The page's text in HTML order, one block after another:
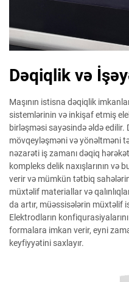
Dəqiqlik və
Maşının istisna dəqiqlik
sistemlərinin və inkişaf etmiş
birləşməsi sayəsində əldə
mövqeyləşməni və yönəltməni
nəzarəti iş zamanı dəqiq
kompleks delik naxışlarının və
verir və mümkün tətbiq
müxtəlif materiallar və
da artır, müəssisələrin müxtəlif
Elektrodların
formalara imkan verir, eyni
keyfiyyətini saxlayır.